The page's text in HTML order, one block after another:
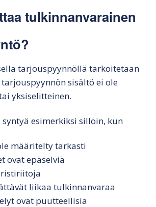
tulkinnanvarainen
tarjouspyynnöllä tarkoitetaan
sisältö ei ole
yksiselitteinen.
syntyä esimerkiksi silloin, kun
määritelty tarkasti
ovat epäselviä
ristiriitoja
liikaa tulkinnanvaraa
ovat puutteellisia